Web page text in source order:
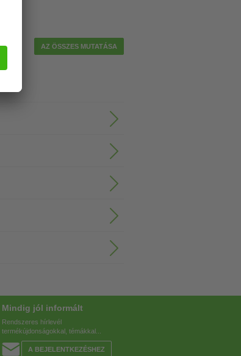
AZ ÖSSZES MUTATÁSA
Mindig jól informált
Rendszeres hírlevél
termékújdonságokkal, témákkal...
A BEJELENTKEZÉSHEZ